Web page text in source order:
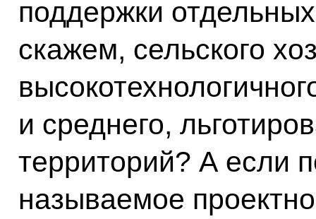
поддержки
скажем, сельского
и среднего,
территорий? А если
называемое